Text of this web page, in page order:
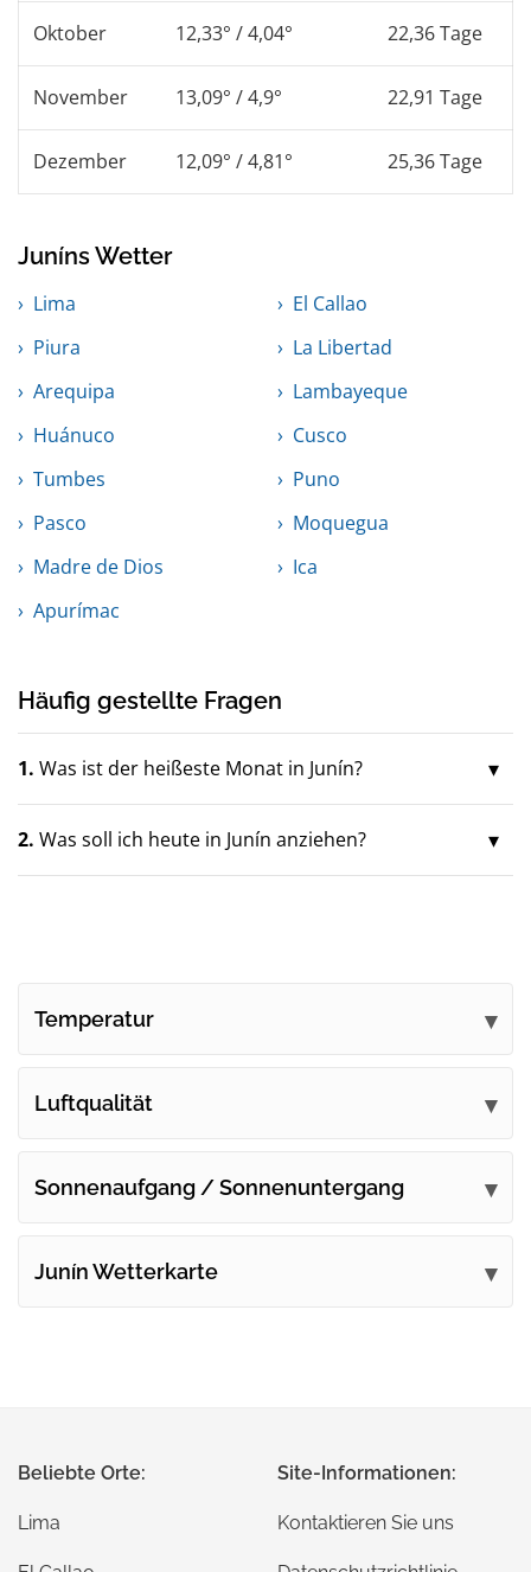
Oktober 12,33° / 4,04° 22,36 Tage
November 13,09° / 4,9° 22,91 Tage
Dezember 12,09° / 4,81° 25,36 Tage
Juníns Wetter
Lima
El Callao
Piura
La Libertad
Arequipa
Lambayeque
Huánuco
Cusco
Tumbes
Puno
Pasco
Moquegua
Madre de Dios
Ica
Apurímac
Häufig gestellte Fragen
1. Was ist der heißeste Monat in Junín?
2. Was soll ich heute in Junín anziehen?
Temperatur
Luftqualität
Sonnenaufgang / Sonnenuntergang
Junín Wetterkarte
Beliebte Orte:
Lima
Site-Informationen:
Kontaktieren Sie uns